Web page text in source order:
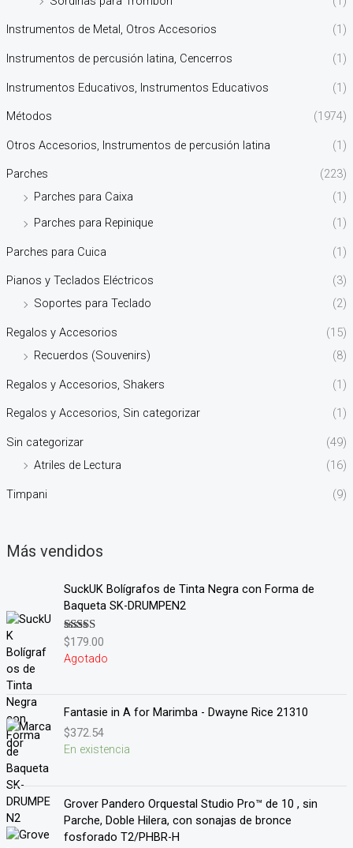
Instrumentos de Metal, Otros Accesorios (1)
Instrumentos de percusión latina, Cencerros (1)
Instrumentos Educativos, Instrumentos Educativos (1)
Métodos (1974)
Otros Accesorios, Instrumentos de percusión latina (1)
Parches
(223)
Parches para Caixa
(1)
Parches para Repinique
(1)
Parches para Cuica (1)
Pianos y Teclados Eléctricos
(3)
Soportes para Teclado
(2)
Regalos y Accesorios
(15)
Recuerdos (Souvenirs)
(8)
Regalos y Accesorios, Shakers (1)
Regalos y Accesorios, Sin categorizar (1)
Sin categorizar
(49)
Atriles de Lectura
(16)
Timpani (9)
Más vendidos
SuckUK Bolígrafos de Tinta Negra con Forma de
Baqueta SK-DRUMPEN2
Valorado en
5.00 de 5
$179.00
Agotado
Fantasie in A for Marimba - Dwayne Rice 21310
$372.54
En existencia
Grover Pandero Orquestal Studio Pro™ de 10 , sin
Parche, Doble Hilera, con sonajas de bronce
fosforado T2/PHBR-H